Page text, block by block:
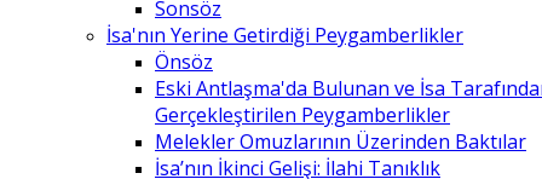
Sonsöz
İsa'nın Yerine Getirdiği Peygamberlikler
Önsöz
Eski Antlaşma'da Bulunan ve İsa
Gerçekleştirilen Peygamberlikler
Melekler Omuzlarının Üzerinden Baktılar
İsa’nın İkinci Gelişi: İlahi Tanıklık